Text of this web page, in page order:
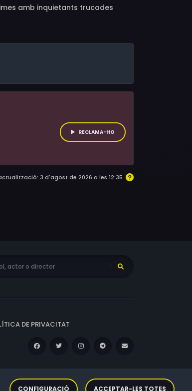
amb inquietants trucades
RECLAMA-HO
3 d'agost de 2026 a les 12:35
DE PRIVACITAT
CONFIGURACIÓ ACCEPTAR-LES TOTES